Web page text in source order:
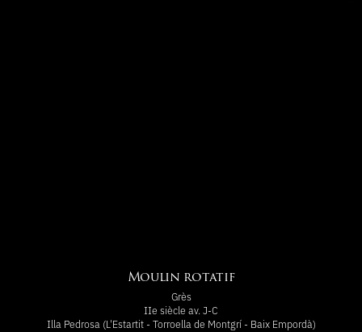
Moulin rotatif
Grès
IIe siècle av. J-C
Illa Pedrosa (L'Estartit - Torroella de Montgrí - Baix Empordà)